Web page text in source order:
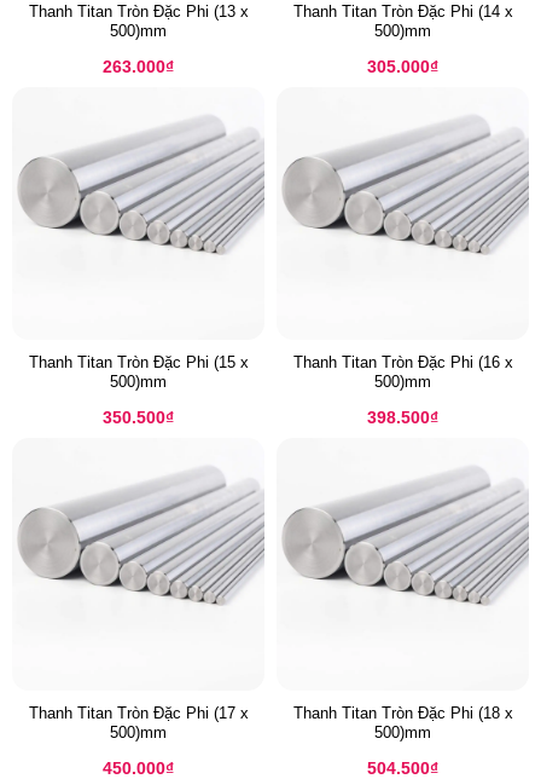
Thanh Titan Tròn Đặc Phi (13 x
500)mm
263.000₫
Thanh Titan Tròn Đặc Phi (14 x
500)mm
305.000₫
Thanh Titan Tròn Đặc Phi (15 x
500)mm
350.500₫
Thanh Titan Tròn Đặc Phi (16 x
500)mm
398.500₫
Thanh Titan Tròn Đặc Phi (17 x
500)mm
450.000₫
Thanh Titan Tròn Đặc Phi (18 x
500)mm
504.500₫